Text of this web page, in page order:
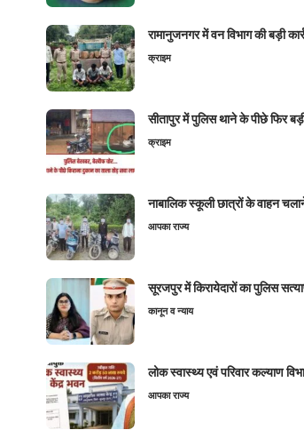
रामानुजनगर में वन विभाग की बड़ी
क्राइम
सीतापुर में पुलिस थाने के पीछे फिर
क्राइम
नाबालिक स्कूली छात्रों के वाहन
आपका राज्य
सूरजपुर में किरायेदारों का पुलिस
कानून व न्याय
लोक स्वास्थ्य एवं परिवार कल्याण
आपका राज्य